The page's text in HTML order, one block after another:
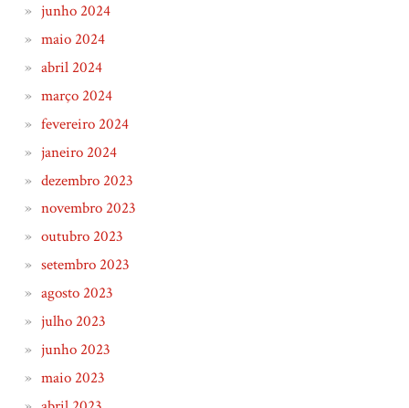
junho 2024
maio 2024
abril 2024
março 2024
fevereiro 2024
janeiro 2024
dezembro 2023
novembro 2023
outubro 2023
setembro 2023
agosto 2023
julho 2023
junho 2023
maio 2023